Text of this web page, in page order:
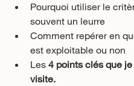
Pourquoi utiliser le
souvent un leurre
Comment repérer en
est exploitable ou non
Les 4 points clés que
visite.